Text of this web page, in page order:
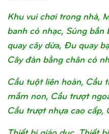
Khu vui chơi trong nhà,
banh có nhạc, Súng
quay cây dừa, Đu quay
Cây đàn bằng chân có
Cầu tuột liên hoàn, Cầu
mầm non, Cầu trượt
Cầu trượt nhựa cao cấp,
Thiết bị giáo dục, Thiết